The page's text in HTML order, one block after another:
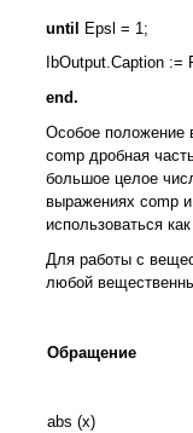
until Epsl = 1;
IbOutput.Caption :=
end.
Особое положение
comp дробная
большое целое
выражениях comp
использоваться
Для работы с
любой
Обращение
abs (x)